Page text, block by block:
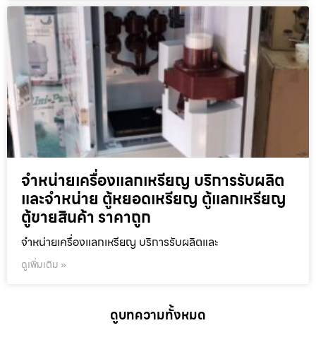
จำหน่ายเครื่องแลกเหรียญ บริการรับผลิต
และจำหน่าย ตู้หยอดเหรียญ ตู้แลกเหรียญ
ตู้ขายสินค้า ราคาถูก
จำหน่ายเครื่องแลกเหรียญ บริการรับผลิตและ
ดูเพิ่มเติม »
ดูบทความทั้งหมด